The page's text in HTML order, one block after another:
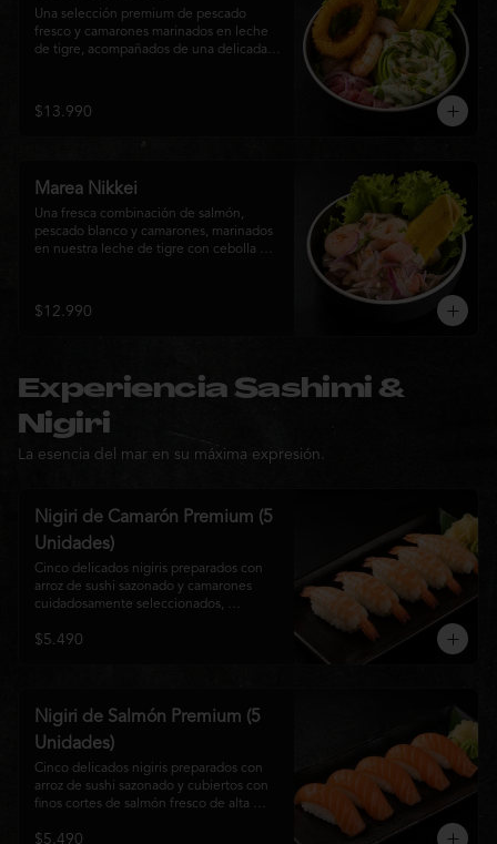
Una selección premium de pescado
fresco y camarones marinados en leche
de tigre, acompañados de una delicada
que combina frescura, textura y
elegancia en cada bocado.
$13.990
Marea Nikkei
Una fresca combinación de salmón,
pescado blanco y camarones, marinados
en nuestra leche de tigre con cebolla
para una experiencia Nikkei llena de
frescura, equilibrio y sabor.
$12.990
Experiencia Sashimi &
Nigiri
La esencia del mar en su máxima expresión.
Nigiri de Camarón Premium (5
Unidades)
Cinco delicados nigiris preparados con
arroz de sushi sazonado y camarones
cuidadosamente seleccionados,
Su textura suave, frescura y sabor natural
$5.490
Nigiri de Salmón Premium (5
Unidades)
Cinco delicados nigiris preparados con
arroz de sushi sazonado y cubiertos con
finos cortes de salmón fresco de alta
gastronomía japonesa que destaca por su
$5.490